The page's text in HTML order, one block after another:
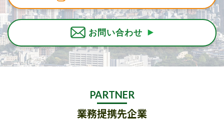
お問い合わせ
PARTNER
業務提携先企業